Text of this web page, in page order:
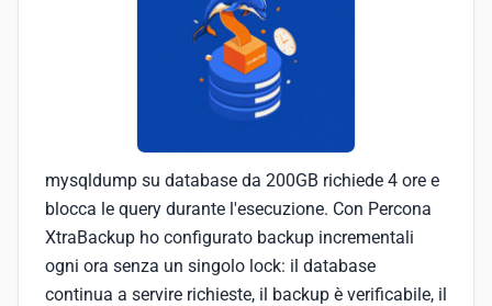
mysqldump su database da 200GB richiede 4 ore e
blocca le query durante l'esecuzione. Con Percona
XtraBackup ho configurato backup incrementali
ogni ora senza un singolo lock: il database
continua a servire richieste, il backup è verificabile, il